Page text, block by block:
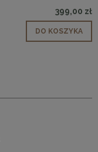
399,00 zł
DO KOSZYKA